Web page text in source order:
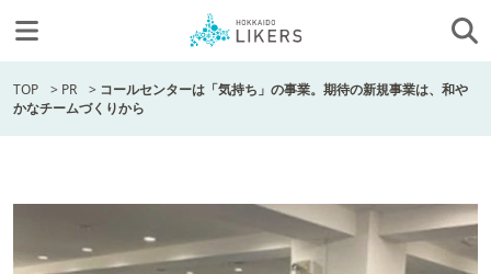
TOP > PR > コールセンターは「気持ち」の事業。期待の新規事業は、和や
かなチームづくりから